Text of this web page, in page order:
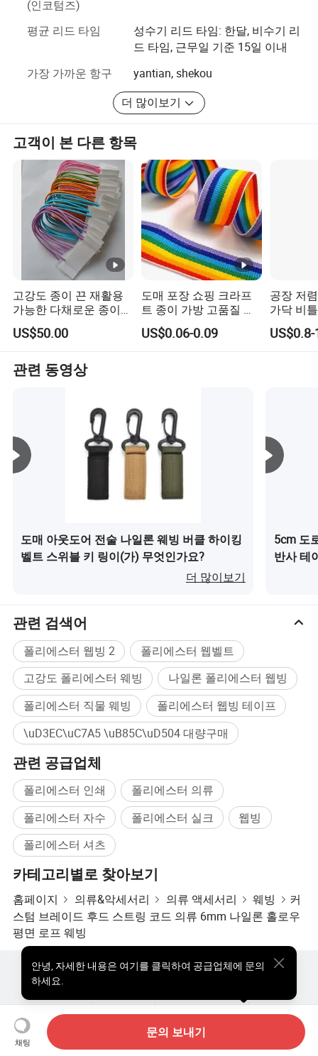
테스트를 통과했습니다.
(인코텀즈)
평균 리드 타임
성수기 리드 타임: 한달, 비수기 리
드 타임, 근무일 기준 15일 이내
가장 가까운 항구
yantian, shekou
더 많이보기
고객이 본 다른 항목
고강도 종이 끈 재활용
가능한 다채로운 종이
로프 가방 손잡이 포장
용
US$50.00
도매 포장 쇼핑 크라프
트 종이 가방 고품질 종
이 끈 및 리본
US$0.06-0.09
공장 저
가닥 비
로프 PE
8mm
14mm
관련 동영상
도매 아웃도어 전술 나일론 웨빙 버클 하이킹
벨트 스위블 키 링이(가) 무엇인가요?
더 많이보기
5cm 도
반사 테
관련 검색어
폴리에스터 웹빙 2
폴리에스터 웹벨트
고강도 폴리에스터 웨빙
나일론 폴리에스터 웹빙
폴리에스터 직물 웨빙
폴리에스터 웹빙 테이프
\uD3EC\uC7A5 \uB85C\uD504 대량구매
관련 공급업체
폴리에스터 인쇄
폴리에스터 의류
폴리에스터 자수
폴리에스터 실크
웹빙
폴리에스터 셔츠
카테고리별로 찾아보기
홈페이지 의류&악세서리 의류 액세서리 웨빙
커
스텀 브레이드 후드 스트링 코드 의류 6mm 나일론 홀로우
평면 로프 웨빙
채팅
문의 보내기
안녕, 자세한 내용은 여기를 클릭하여 공급업체에 문의
하세요.
핫한 제품 핫 제품 가격 도매 핫 제품
스타 바이어
우리에 대하여
사용자 약관 개인정보 보호정책
연락하다
Copyright © 2026 Focus Technology Co., Ltd. All Rights Reserved